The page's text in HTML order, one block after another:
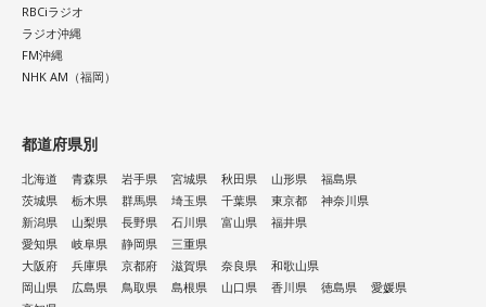
RBCiラジオ
ラジオ沖縄
FM沖縄
NHK AM（福岡）
都道府県別
北海道 青森県 岩手県 宮城県 秋田県 山形県
福島県
茨城県
栃木県 群馬県 埼玉県 千葉県 東京都
神奈川県
新潟県
山梨県 長野県 石川県 富山県
福井県
愛知県
岐阜県 静岡県
三重県
大阪府
兵庫県 京都府 滋賀県 奈良県
和歌山県
岡山県
広島県 鳥取県 島根県 山口県 香川県 徳島県
愛媛県